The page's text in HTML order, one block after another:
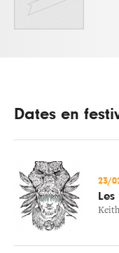
Dates en
23/